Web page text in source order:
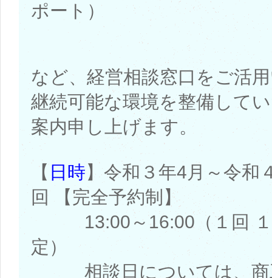
ポート）
など、経営相談窓口をご活
継続可能な環境を整備して
案内申し上げます。
【 日時】令和３年4月～令和
回 【完全予約制】
13:00～16:00（１回 １
定）
相談日については、商